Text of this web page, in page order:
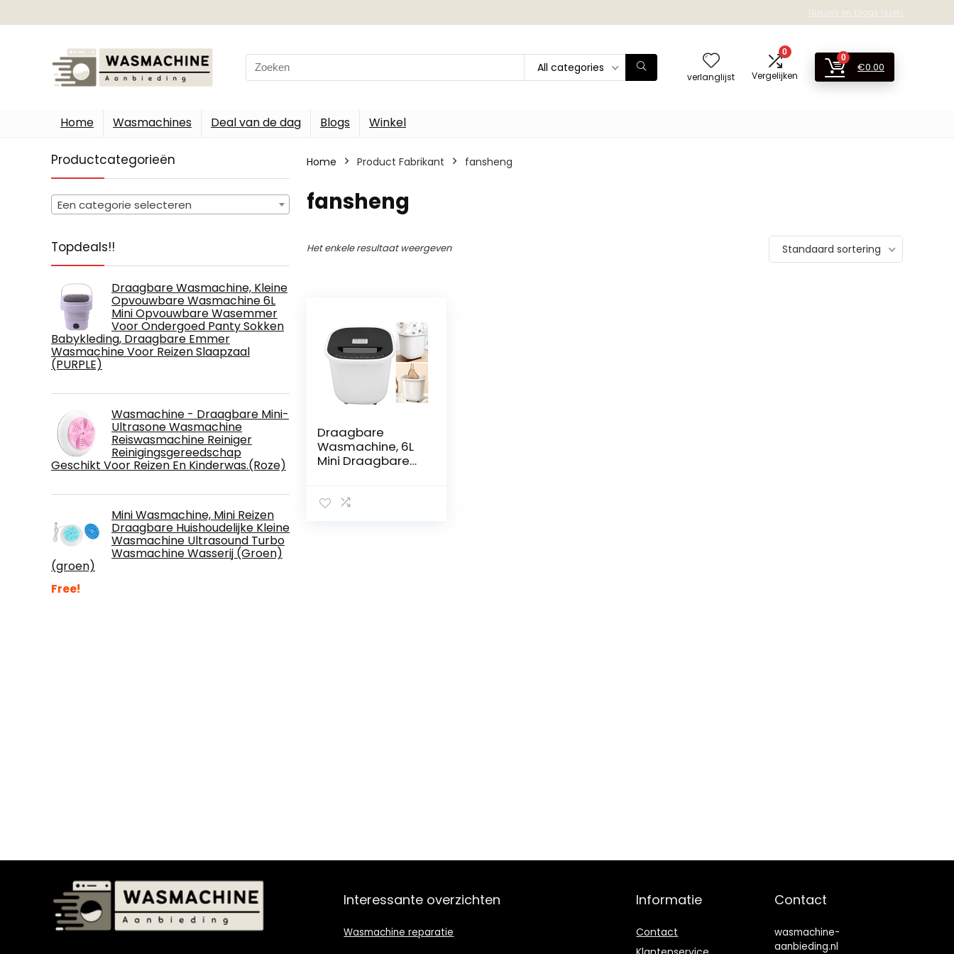
Nieuws en blogs lezen
Search
for:
All categories
verlanglijst
0
Vergelijken
0
€0.00
Home Wasmachines Deal van de dag Blogs Winkel
Productcategorieën
Een categorie selecteren
Topdeals!!
Draagbare Wasmachine, Kleine
Opvouwbare Wasmachine 6L
Mini Opvouwbare Wasemmer
Voor Ondergoed Panty Sokken
Babykleding, Draagbare Emmer
Wasmachine Voor Reizen Slaapzaal
(PURPLE)
Wasmachine - Draagbare Mini-
Ultrasone Wasmachine
Reiswasmachine Reiniger
Reinigingsgereedschap
Geschikt Voor Reizen En Kinderwas.(Roze)
Mini Wasmachine, Mini Reizen
Draagbare Huishoudelijke Kleine
Wasmachine Ultrasound Turbo
Wasmachine Wasserij (Groen)
(groen)
Free!
Home Product Fabrikant ‎fansheng
‎fansheng
Het enkele resultaat weergeven Standaard sortering
Draagbare
Wasmachine, 6L
Mini Draagbare
Ondergoed,
Interessante overzichten
Wasmachine reparatie
Informatie
Contact
Contact
wasmachine-
aanbieding.nl